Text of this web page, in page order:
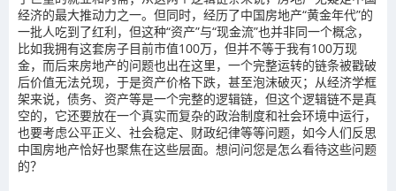
经济的最大推动力之一。但同时，经历了中国房地产“黄金年代”的
一批人吃到了红利，但这种“资产”与“现金流”也并非同一个概念，
比如我拥有这套房子目前市值100万，但并不等于我有100万现
金，而后来房地产的问题也出在这里，一个完整运转的链条被戳破
后价值无法兑现，于是资产价格下跌，甚至泡沫破灭；从经济学框
架来说，债务、资产等是一个完整的逻辑链，但这个逻辑链不是真
空的，它还要放在一个真实而复杂的政治制度和社会环境中运行，
也要考虑公平正义、社会稳定、财政纪律等等问题，如今人们反思
中国房地产恰好也聚焦在这些层面。想问问您是怎么看待这些问题
的？